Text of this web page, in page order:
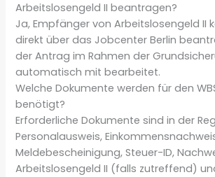
Arbeitslosengeld II beantragen?
Ja, Empfänger von Arbeitslosengeld II
direkt über das Jobcenter Berlin
der Antrag im Rahmen der
automatisch mit bearbeitet.
Welche Dokumente werden für den
benötigt?
Erforderliche Dokumente sind in der
Personalausweis,
Meldebescheinigung, Steuer-ID,
Arbeitslosengeld II (falls zutreffend)